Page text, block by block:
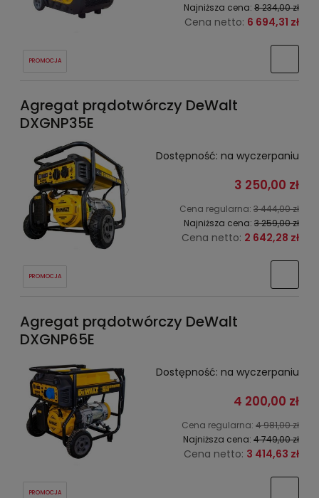
Najniższa cena: 8 234,00 zł
Cena netto: 6 694,31 zł
PROMOCJA
Agregat prądotwórczy DeWalt
DXGNP35E
Dostępność: na wyczerpaniu
3 250,00 zł
Cena regularna: 3 444,00 zł
Najniższa cena: 3 259,00 zł
Cena netto: 2 642,28 zł
PROMOCJA
Agregat prądotwórczy DeWalt
DXGNP65E
Dostępność: na wyczerpaniu
4 200,00 zł
Cena regularna: 4 981,00 zł
Najniższa cena: 4 749,00 zł
Cena netto: 3 414,63 zł
PROMOCJA